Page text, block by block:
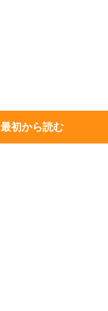
最初から読む